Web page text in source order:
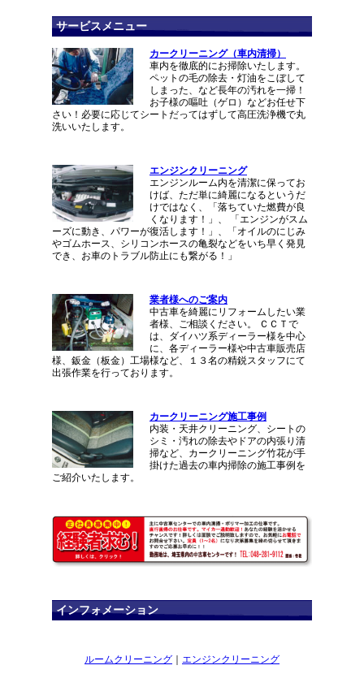
サービスメニュー
カークリーニング（車内清掃）
車内を徹底的にお掃除いたします。
ペットの毛の除去・灯油をこぼして
しまった、など長年の汚れを一掃！
お子様の嘔吐（ゲロ）などお任せ下
さい！必要に応じてシートだってはずして高圧洗浄機で丸
洗いいたします。
エンジンクリーニング
エンジンルーム内を清潔に保ってお
けば、ただ単に綺麗になるというだ
けではなく、「落ちていた燃費が良
くなります！」、 「エンジンがスム
ーズに動き、パワーが復活します！」、「オイルのにじみ
やゴムホース、シリコンホースの亀裂などをいち早く発見
でき、お車のトラブル防止にも繋がる！」
業者様へのご案内
中古車を綺麗にリフォームしたい業
者様、ご相談ください。 ＣＣＴで
は、ダイハツ系ディーラー様を中心
に、各ディーラー様や中古車販売店
様、鈑金（板金）工場様など、１３名の精鋭スタッフにて
出張作業を行っております。
カークリーニング施工事例
内装・天井クリーニング、シートの
シミ・汚れの除去やドアの内張り清
掃など、カークリーニング竹花が手
掛けた過去の車内掃除の施工事例を
ご紹介いたします。
インフォメーション
ルームクリーニング ｜ エンジンクリーニング